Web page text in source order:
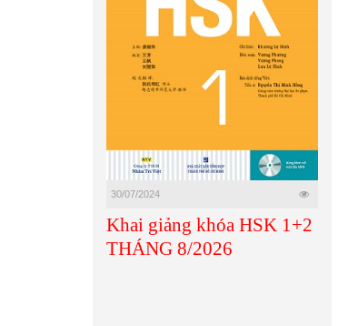
30/07/2024
Khai giảng khóa HSK 1+2
THÁNG 8/2026